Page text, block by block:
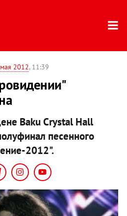
2012, 11:39
Baku Crystal Hall
песенного
2012".